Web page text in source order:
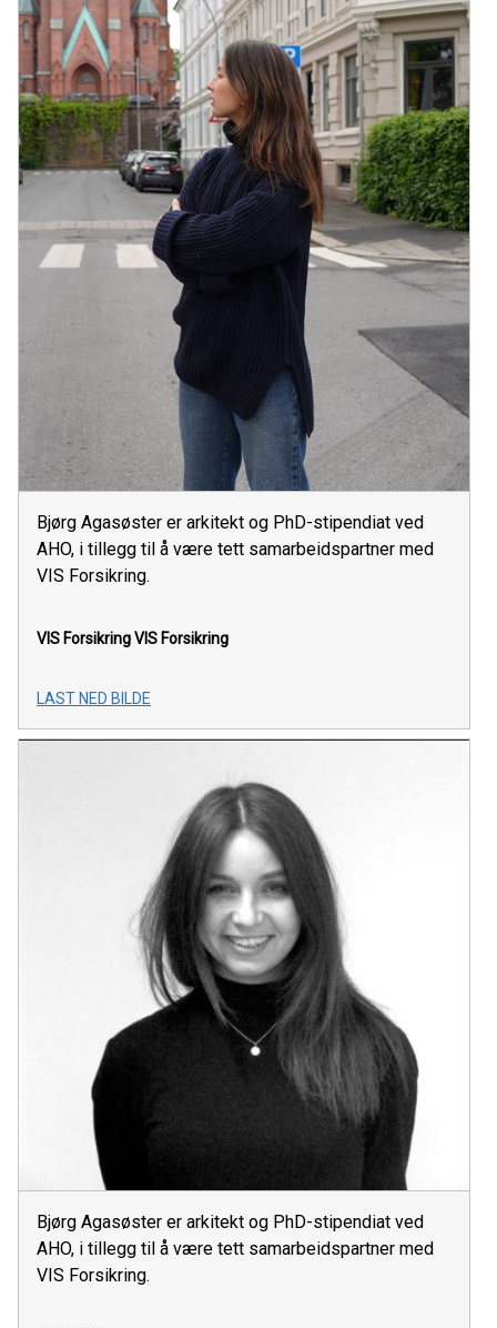
Bjørg Agasøster er arkitekt og PhD-stipendiat ved
AHO, i tillegg til å være tett samarbeidspartner med
VIS Forsikring.
VIS ForsikringVIS Forsikring
LAST NED BILDE
Bjørg Agasøster er arkitekt og PhD-stipendiat ved
AHO, i tillegg til å være tett samarbeidspartner med
VIS Forsikring.